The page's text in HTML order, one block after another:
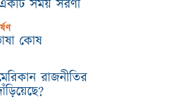
সময় সরণী
কোষ
রাজনীতির